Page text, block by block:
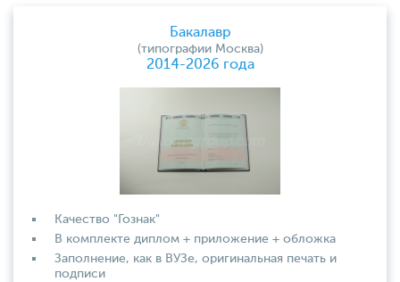
Бакалавр
(типографии Москва)
2014-2026 года
Качество "Гознак"
В комплекте диплом + приложение + обложка
Заполнение, как в ВУЗе, оригинальная печать и
подписи